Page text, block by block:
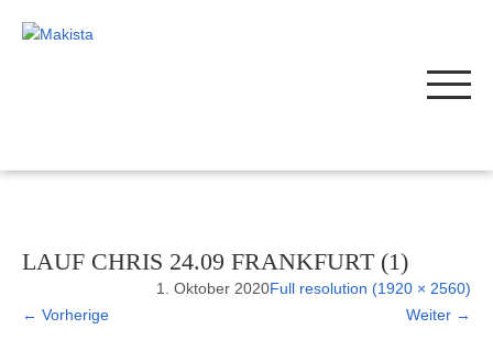
LAUF CHRIS 24.09 FRANKFURT (1)
1. Oktober 2020Full resolution (1920 × 2560)
← Vorherige Weiter →